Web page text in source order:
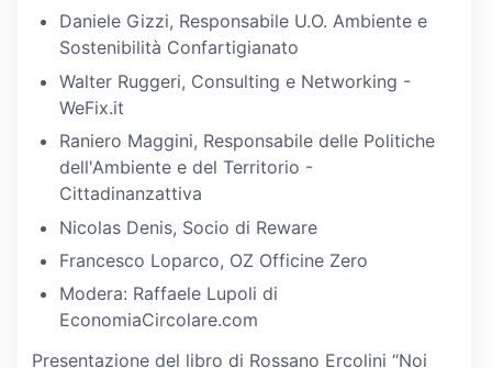
Daniele Gizzi, Responsabile U.O. Ambiente e
Sostenibilità Confartigianato
Walter Ruggeri, Consulting e Networking -
WeFix.it
Raniero Maggini, Responsabile delle Politiche
dell'Ambiente e del Territorio -
Cittadinanzattiva
Nicolas Denis, Socio di Reware
Francesco Loparco, OZ Officine Zero
Modera: Raffaele Lupoli di
EconomiaCircolare.com
Presentazione del libro di Rossano Ercolini “Noi